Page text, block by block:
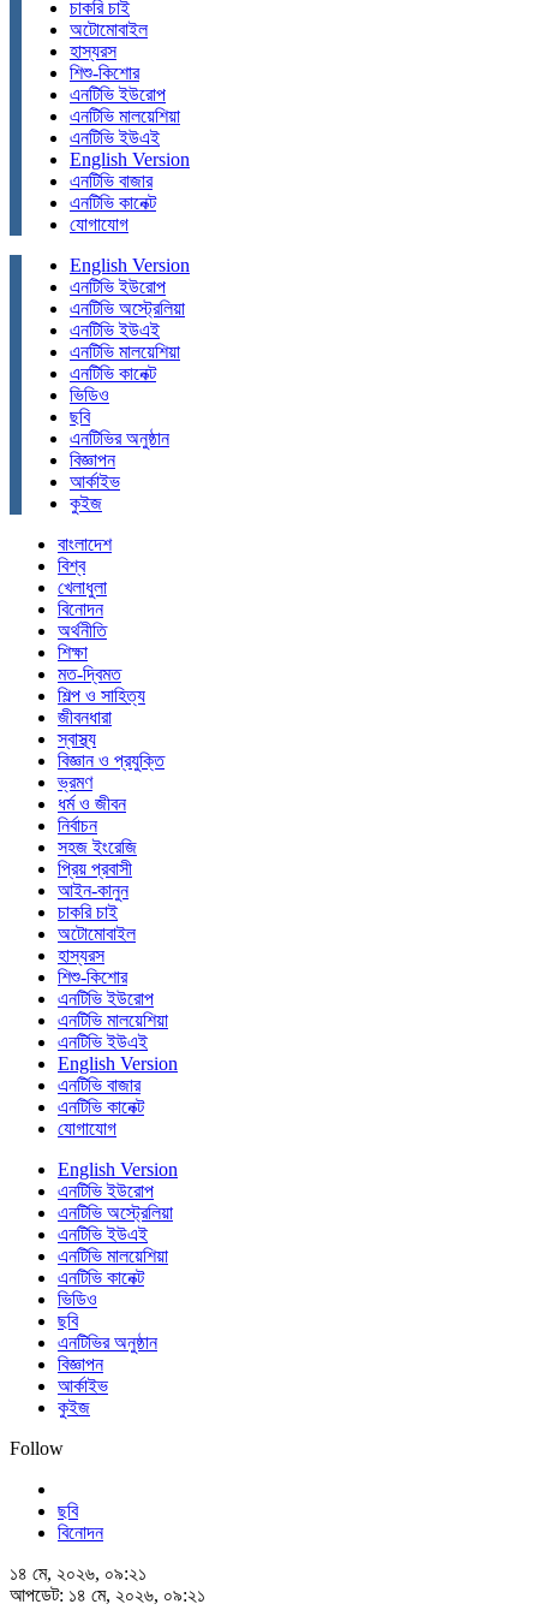
চাকরি চাই
অটোমোবাইল
হাস্যরস
শিশু-কিশোর
এনটিভি ইউরোপ
এনটিভি মালয়েশিয়া
এনটিভি ইউএই
English Version
এনটিভি বাজার
এনটিভি কানেক্ট
যোগাযোগ
English Version
এনটিভি ইউরোপ
এনটিভি অস্ট্রেলিয়া
এনটিভি ইউএই
এনটিভি মালয়েশিয়া
এনটিভি কানেক্ট
ভিডিও
ছবি
এনটিভির অনুষ্ঠান
বিজ্ঞাপন
আর্কাইভ
কুইজ
বাংলাদেশ
বিশ্ব
খেলাধুলা
বিনোদন
অর্থনীতি
শিক্ষা
মত-দ্বিমত
শিল্প ও সাহিত্য
জীবনধারা
স্বাস্থ্য
বিজ্ঞান ও প্রযুক্তি
ভ্রমণ
ধর্ম ও জীবন
নির্বাচন
সহজ ইংরেজি
প্রিয় প্রবাসী
আইন-কানুন
চাকরি চাই
অটোমোবাইল
হাস্যরস
শিশু-কিশোর
এনটিভি ইউরোপ
এনটিভি মালয়েশিয়া
এনটিভি ইউএই
English Version
এনটিভি বাজার
এনটিভি কানেক্ট
যোগাযোগ
English Version
এনটিভি ইউরোপ
এনটিভি অস্ট্রেলিয়া
এনটিভি ইউএই
এনটিভি মালয়েশিয়া
এনটিভি কানেক্ট
ভিডিও
ছবি
এনটিভির অনুষ্ঠান
বিজ্ঞাপন
আর্কাইভ
কুইজ
Follow
ছবি
বিনোদন
১৪ মে, ২০২৬, ০৯:২১
আপডেট: ১৪ মে, ২০২৬, ০৯:২১